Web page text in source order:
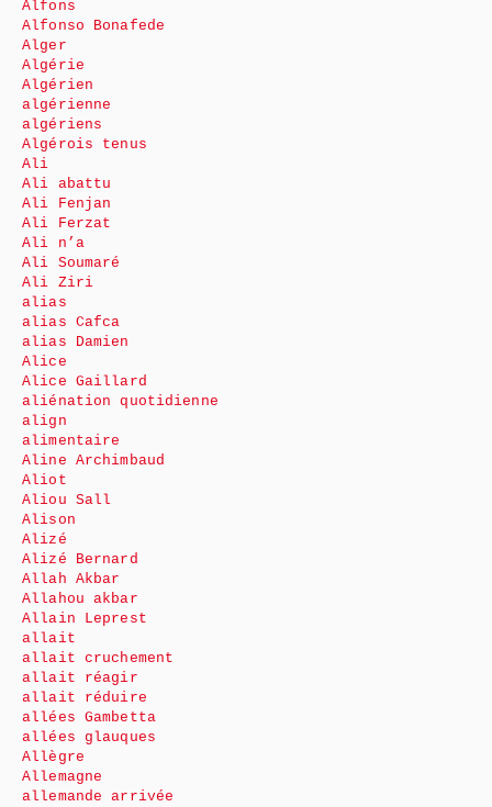
Alfons
Alfonso Bonafede
Alger
Algérie
Algérien
algérienne
algériens
Algérois tenus
Ali
Ali abattu
Ali Fenjan
Ali Ferzat
Ali n’a
Ali Soumaré
Ali Ziri
alias
alias Cafca
alias Damien
Alice
Alice Gaillard
aliénation quotidienne
align
alimentaire
Aline Archimbaud
Aliot
Aliou Sall
Alison
Alizé
Alizé Bernard
Allah Akbar
Allahou akbar
Allain Leprest
allait
allait cruchement
allait réagir
allait réduire
allées Gambetta
allées glauques
Allègre
Allemagne
allemande arrivée